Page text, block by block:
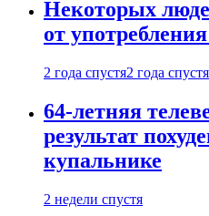
Некоторых
от
2 года спустя2 года спустя
64-летняя
результат
купальнике
2 недели спустя